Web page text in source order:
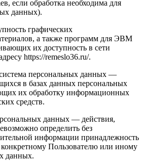
если обработка необходима для
данных).
графических
а также программ для ЭВМ
их доступность в сети
https://remeslo36.ru/.
персональных данных —
в базах данных персональных
их обработку информационных
средств.
данных — действия,
определить без
информации принадлежность
Пользователю или иному
данных.